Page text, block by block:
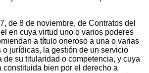
de 8 de noviembre, de Contratos del
en cuya virtud uno o varios poderes
a título oneroso a una o varias
o jurídicas, la gestión de un servicio
de su titularidad o competencia, y cuya
constituida bien por el derecho a